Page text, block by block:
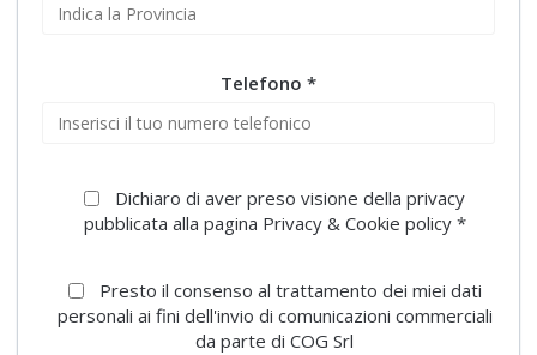
Telefono *
Dichiaro di aver preso visione della privacy
pubblicata alla pagina Privacy & Cookie policy *
Presto il consenso al trattamento dei miei dati
personali ai fini dell'invio di comunicazioni commerciali
da parte di COG Srl